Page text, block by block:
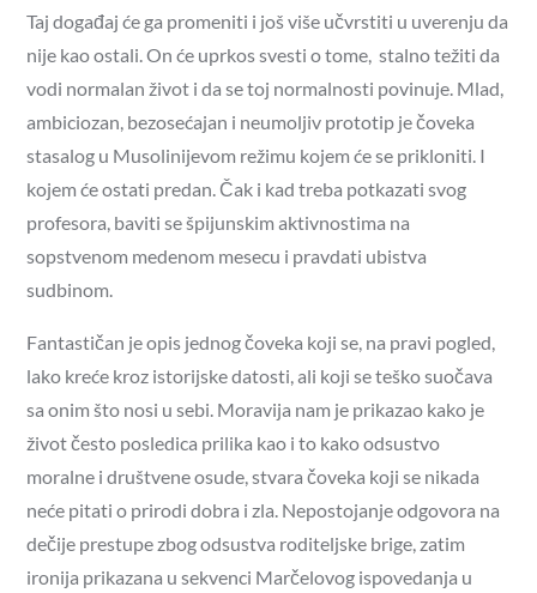
Taj događaj će ga promeniti i još više učvrstiti u uverenju da
nije kao ostali. On će uprkos svesti o tome, stalno težiti da
vodi normalan život i da se toj normalnosti povinuje. Mlad,
ambiciozan, bezosećajan i neumoljiv prototip je čoveka
stasalog u Musolinijevom režimu kojem će se prikloniti. I
kojem će ostati predan. Čak i kad treba potkazati svog
profesora, baviti se špijunskim aktivnostima na
sopstvenom medenom mesecu i pravdati ubistva
sudbinom.
Fantastičan je opis jednog čoveka koji se, na pravi pogled,
lako kreće kroz istorijske datosti, ali koji se teško suočava
sa onim što nosi u sebi. Moravija nam je prikazao kako je
život često posledica prilika kao i to kako odsustvo
moralne i društvene osude, stvara čoveka koji se nikada
neće pitati o prirodi dobra i zla. Nepostojanje odgovora na
dečije prestupe zbog odsustva roditeljske brige, zatim
ironija prikazana u sekvenci Marčelovog ispovedanja u